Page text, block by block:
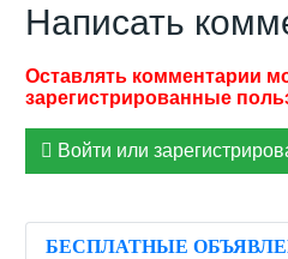
Написать
Войти или
БЕСПЛАТНЫЕ